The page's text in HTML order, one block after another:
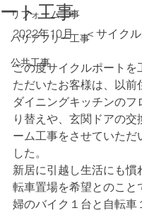
リフォーム工事
バリアフリー工事
公共工事
ート工事
2022年10月　＜サイク
この度サイクルポートを
ただいたお客様は、以前
ダイニングキッチンのフ
り替えや、玄関ドアの交
ーム工事をさせていただ
した。
新居に引越し生活にも慣
転車置場を希望とのこと
婦のバイク１台と自転車